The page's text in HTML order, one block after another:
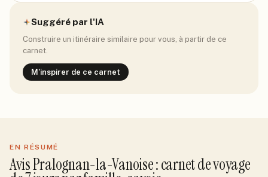
Suggéré par l'IA
Construire un itinéraire similaire pour vous, à partir de ce
carnet.
M'inspirer de ce carnet
EN RÉSUMÉ
AvisPralognan-la-Vanoise: carnet de voyage